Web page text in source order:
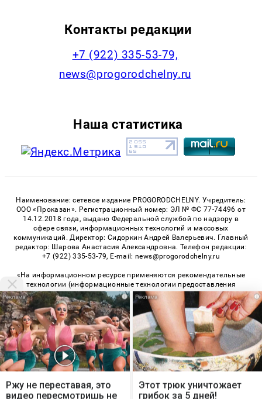
Контакты редакции
+7 (922) 335-53-79,
news@progorodchelny.ru
Наша статистика
Наименование: сетевое издание PROGORODCHELNY. Учредитель:
ООО «Проказан». Регистрационный номер: ЭЛ № ФС 77-74496 от
14.12.2018 года, выдано Федеральной службой по надзору в
сфере связи, информационных технологий и массовых
коммуникаций. Директор: Сидоркин Андрей Валерьевич. Главный
редактор: Шарова Анастасия Александровна. Телефон редакции:
+7 (922) 335-53-79, E-mail: news@progorodchelny.ru
«На информационном ресурсе применяются рекомендательные
технологии (информационные технологии предоставления
информации на основе сбора, систематизации и анализа
сведений, относящихся к предпочтениям пользователей сети
«Интернет», находящихся на территории Российской
Федерации)». Правила применения рекомендательных
технологий в виджетах рекламно-обменной сети«СМИ2» (PDF),
«Sparrow» (PDF)
© 2026 «PROGorodChelny» | Все права защищены
Возрастная категория сайта 16+
Мы используем cookie. Во время посещения сайта
вы соглашаетесь с тем, что мы обрабатываем
ваши персональные данные с использованием
i
Ржу не переставая, это
видео пересмотришь не
i
Этот трюк уничтожает
грибок за 5 дней!